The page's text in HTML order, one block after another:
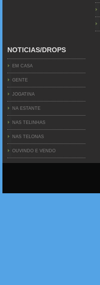
NOTICIAS/DROPS
EM CASA
GENTE
JOGATINA
NA ESTANTE
NAS TELINHAS
NAS TELONAS
OUVINDO E VENDO